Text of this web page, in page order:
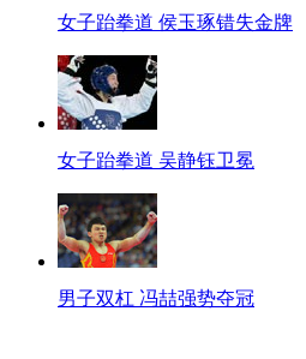
女子跆拳道 侯玉琢错失金牌
女子跆拳道 吴静钰卫冕
男子双杠 冯喆强势夺冠